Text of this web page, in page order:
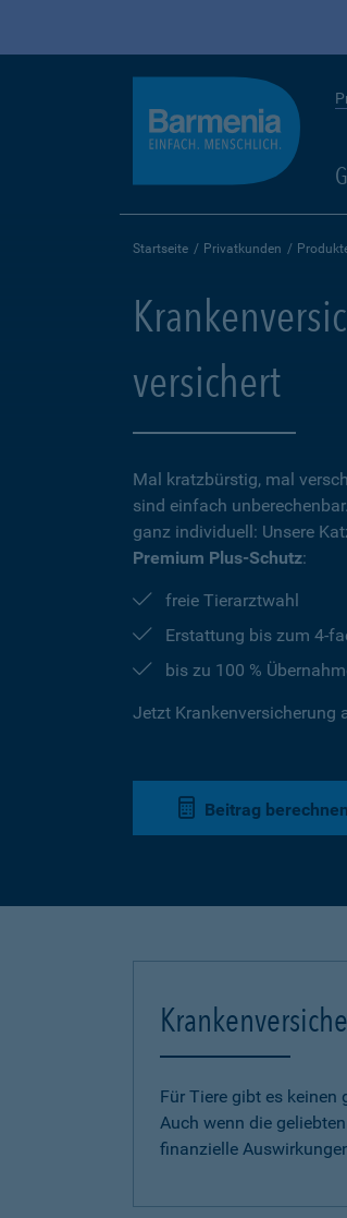
Startseite Privatkunden
versichert
Mal kratzbürstig, mal
sind einfach
ganz individuell: Unsere
Premium Plus-Schutz:
freie Tierarztwahl
Erstattung bis zum 4-
bis zu 100 %
Jetzt Krankenversicherung
Beitrag berechnen
Für Tiere gibt es
Auch wenn die
finanzielle